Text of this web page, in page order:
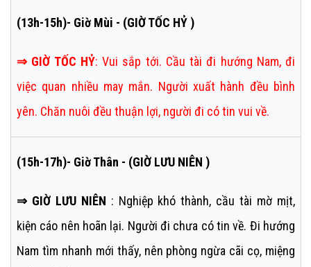
(13h-15h)- Giờ Mùi - (GIỜ TỐC HỶ )
⇒ GIỜ TỐC HỶ: Vui sắp tới. Cầu tài đi hướng Nam, đi
việc quan nhiều may mắn. Người xuất hành đều bình
yên. Chăn nuôi đều thuận lợi, người đi có tin vui về.
(15h-17h)- Giờ Thân - (GIỜ LƯU NIÊN )
⇒ GIỜ LƯU NIÊN : Nghiệp khó thành, cầu tài mờ mịt,
kiện cáo nên hoãn lại. Người đi chưa có tin về. Đi hướng
Nam tìm nhanh mới thấy, nên phòng ngừa cãi cọ, miệng